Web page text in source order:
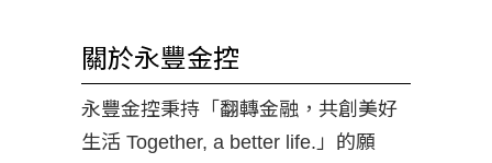
關於永豐金控
永豐金控秉持「翻轉金融，共創美好
生活 Together, a better life.」的願